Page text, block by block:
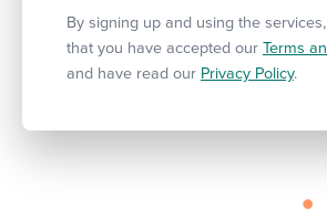
By signing up and using the
that you have accepted our Terms
and have read our Privacy Policy.